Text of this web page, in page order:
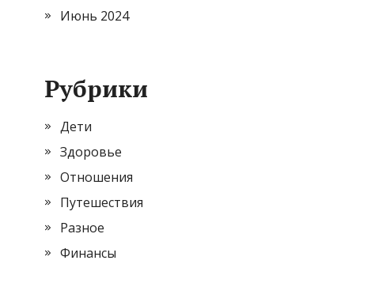
Июнь 2024
Рубрики
Дети
Здоровье
Отношения
Путешествия
Разное
Финансы